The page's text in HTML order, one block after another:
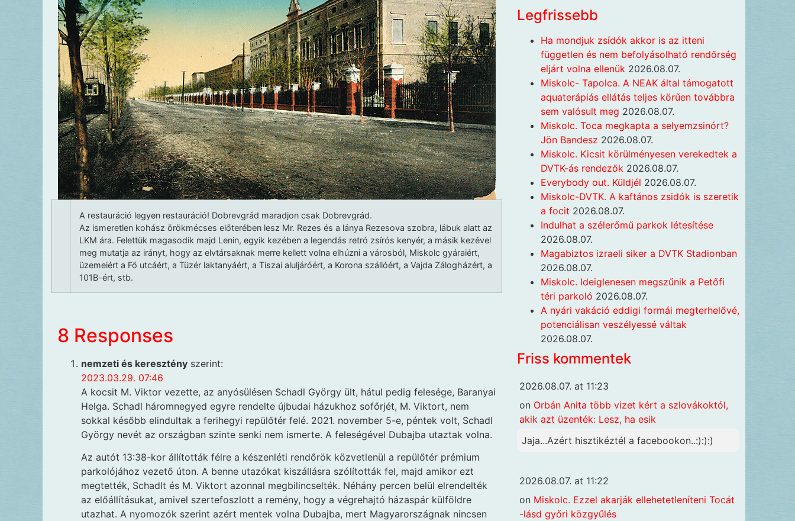
A restauráció legyen restauráció! Dobrevgrád maradjon csak Dobrevgrád.
Az ismeretlen kohász örökmécses előterében lesz Mr. Rezes és a lánya Rezesova szobra, lábuk alatt az
LKM ára. Felettük magasodik majd Lenin, egyik kezében a legendás retró zsírós kenyér, a másik kezével
meg mutatja az irányt, hogy az elvtársaknak merre kellett volna elhúzni a városból, Miskolc gyáraiért,
üzemeiért a Fő utcáért, a Tüzér laktanyáért, a Tiszai aluljáróért, a Korona szállóért, a Vajda Zálogházért, a
101B-ért, stb.
8 Responses
nemzeti és keresztény szerint:
2023.03.29. 07:46
A kocsit M. Viktor vezette, az anyósülésen Schadl György ült, hátul pedig felesége, Baranyai
Helga. Schadl háromnegyed egyre rendelte újbudai házukhoz sofőrjét, M. Viktort, nem
sokkal később elindultak a ferihegyi repülőtér felé. 2021. november 5-e, péntek volt, Schadl
György nevét az országban szinte senki nem ismerte. A feleségével Dubajba utaztak volna.
Az autót 13:38-kor állították félre a készenléti rendőrök közvetlenül a repülőtér prémium
parkolójához vezető úton. A benne utazókat kiszállásra szólították fel, majd amikor ezt
megtették, Schadlt és M. Viktort azonnal megbilincselték. Néhány percen belül elrendelték
az előállításukat, amivel szertefoszlott a remény, hogy a végrehajtó házaspár külföldre
utazhat. A nyomozók szerint azért mentek volna Dubajba, mert Magyarországnak nincsen
Legfrissebb
Ha mondjuk zsídók akkor is az itteni
független és nem befolyásolható rendőrség
eljárt volna ellenük 2026.08.07.
Miskolc- Tapolca. A NEAK által támogatott
aquaterápiás ellátás teljes körűen továbbra
sem valósult meg 2026.08.07.
Miskolc. Toca megkapta a selyemzsinórt?
Jön Bandesz 2026.08.07.
Miskolc. Kicsit körülményesen verekedtek a
DVTK-ás rendezők 2026.08.07.
Everybody out. Küldjél 2026.08.07.
Miskolc-DVTK. A kaftános zsidók is szeretik
a focit 2026.08.07.
Indulhat a szélerőmű parkok létesítése
2026.08.07.
Magabiztos izraeli siker a DVTK Stadionban
2026.08.07.
Miskolc. Ideiglenesen megszűnik a Petőfi
téri parkoló 2026.08.07.
A nyári vakáció eddigi formái megterhelővé,
potenciálisan veszélyessé váltak
2026.08.07.
Friss kommentek
2026.08.07. at 11:23
on Orbán Anita több vizet kért a szlovákoktól,
akik azt üzenték: Lesz, ha esik
Jaja...Azért hisztikéztél a facebookon..:):):)
2026.08.07. at 11:22
on Miskolc. Ezzel akarják ellehetetleníteni Tocát
-lásd győri közgyűlés